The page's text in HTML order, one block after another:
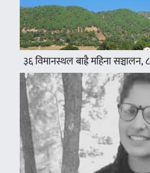
३६ विमानस्थल बाह्रै महिना सञ्चालन,